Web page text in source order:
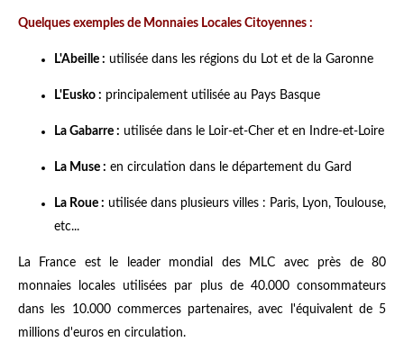
Quelques exemples de Monnaies Locales Citoyennes :
L'Abeille : utilisée dans les régions du Lot et de la Garonne
L'Eusko : principalement utilisée au Pays Basque
La Gabarre : utilisée dans le Loir-et-Cher et en Indre-et-Loire
La Muse : en circulation dans le département du Gard
La Roue : utilisée dans plusieurs villes : Paris, Lyon, Toulouse,
etc...
La France est le leader mondial des MLC avec près de 80
monnaies locales utilisées par plus de 40.000 consommateurs
dans les 10.000 commerces partenaires, avec l'équivalent de 5
millions d'euros en circulation.